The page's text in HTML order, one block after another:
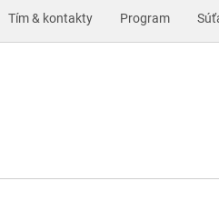
Tím & kontakty Program